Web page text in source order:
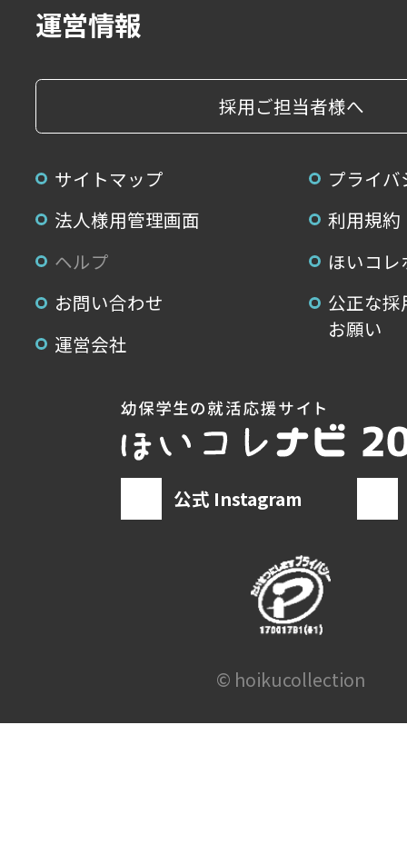
運営情報
採用ご担当者様へ
サイトマップ
プライ
法人様用管理画面
利用規約
ヘルプ
ほいコ
お問い合わせ
公正な
お願い
運営会社
公式 Instagram
© hoikucollection